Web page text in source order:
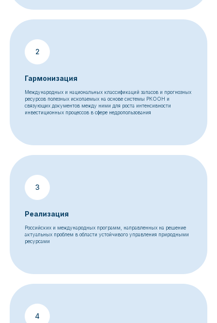
Гармонизация
Международных и национальных классификаций запасов и прогнозных
ресурсов полезных ископаемых на основе системы РКООН и
связующих документов между ними для роста интенсивности
инвестиционных процессов в сфере недропользования
Реализация
Российских и международных программ, направленных на решение
актуальных проблем в области устойчивого управления природными
ресурсами